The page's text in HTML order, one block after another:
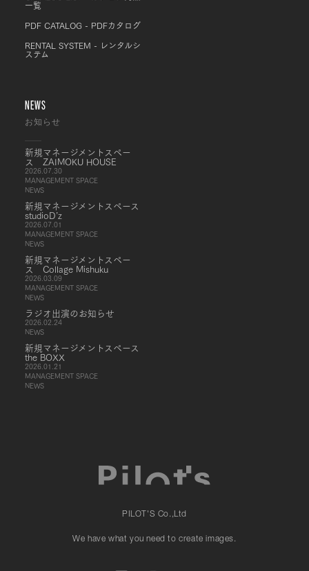
一覧
PDF CATALOG - PDFカタログ
RENTAL SYSTEM - レンタルシ
ステム
NEWS
お知らせ
新規マネージメントスペー
ス ZAIMOKU HOUSE
2026.07.30
MANAGEMENT SPACE
NEWS
新規マネージメントスペース
studioD’z
2026.07.01
MANAGEMENT SPACE
NEWS
新規マネージメントスペー
ス Collage Mishuku
2026.03.09
MANAGEMENT SPACE
NEWS
ラジオ出演のお知らせ
2026.02.24
NEWS
新規マネージメントスペース
the BOXX
2026.01.21
MANAGEMENT SPACE
NEWS
PILOT'S Co.,Ltd
We have what you need to create images.